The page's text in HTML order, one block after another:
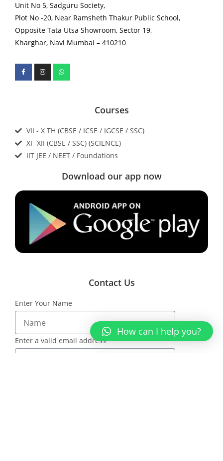
Unit No 5, Sadguru Society,
Plot No -20, Near Ramsheth Thakur Public School,
Opposite Tata Utsa Showroom, Sector 19,
Kharghar, Navi Mumbai – 410210
Courses
VII - X TH (CBSE / ICSE / IGCSE / SSC)
XI -XII (CBSE / SSC) (SCIENCE)
IIT JEE / NEET / Foundations
Download our app now
Contact Us
Enter Your Name
Enter a valid email address
How can I help you?